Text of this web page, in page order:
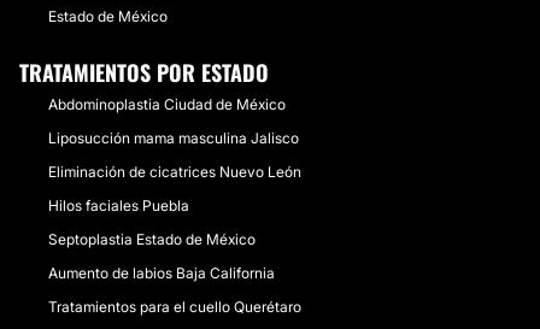
Estado de México
TRATAMIENTOS POR ESTADO
Abdominoplastia Ciudad de México
Liposucción mama masculina Jalisco
Eliminación de cicatrices Nuevo León
Hilos faciales Puebla
Septoplastia Estado de México
Aumento de labios Baja California
Tratamientos para el cuello Querétaro